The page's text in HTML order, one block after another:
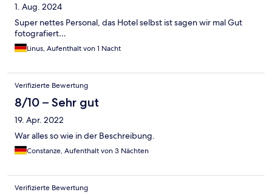
1. Aug. 2024
Super nettes Personal, das Hotel selbst ist sagen wir mal Gut
fotografiert…
Linus, Aufenthalt von 1 Nacht
Verifizierte Bewertung
8/10 – Sehr gut
19. Apr. 2022
War alles so wie in der Beschreibung.
Constanze, Aufenthalt von 3 Nächten
Verifizierte Bewertung